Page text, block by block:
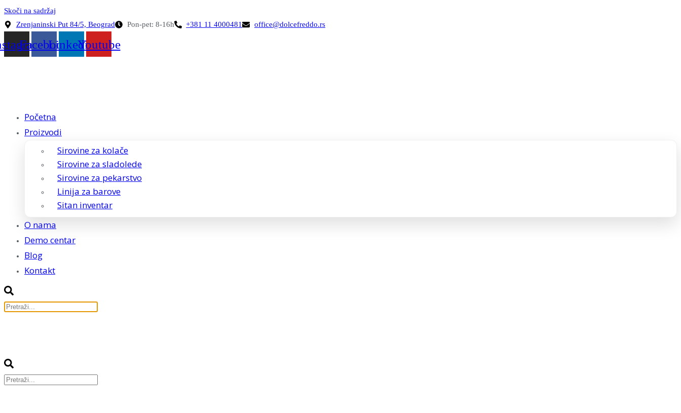
Skoči na sadržaj
Zrenjaninski Put 84/5, Beograd
Pon-pet: 8-16h +381 11 4000481 office@dolcefreddo.rs
FacebookLinkedinYoutube
Početna
Proizvodi
Sirovine za kolače
Sirovine za sladolede
Sirovine za pekarstvo
Linija za barove
Sitan inventar
O nama
Demo centar
Blog
Kontakt